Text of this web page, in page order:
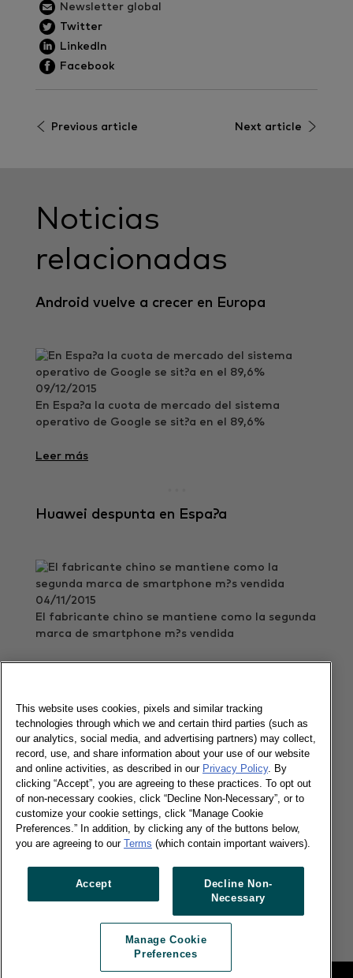
Newsletter global
Twitter
LinkedIn
Facebook
Previous article Next article
Noticias
relacionadas
Android vuelve a crecer en Europa
09/12/2015
En Espa?a la cuota de mercado del sistema
operativo de Google se sit?a en el 89,6%
Leer más
Huawei despunta en Espa?a
04/11/2015
El fabricante chino se mantiene como la segunda
marca de smartphone m?s vendida
Apple se prepara para el iPhone 6s
07/10/2015
Android sigue perdiendo cuota en Europa a pesar
de su fortaleza en Espa?a e Italia
Leer más
This website uses cookies, pixels and similar tracking
technologies through which we and certain third parties (such as
our analytics, social media, and advertising partners) may collect,
record, use, and share information about your use of our website
and online activities, as described in our Privacy Policy. By
clicking “Accept”, you are agreeing to these practices. To opt out
of non-necessary cookies, click “Decline Non-Necessary”, or to
customize your cookie settings, click “Manage Cookie
Preferences.” In addition, by clicking any of the buttons below,
you are agreeing to our Terms (which contain important waivers).
Accept
Decline Non-
Necessary
Manage Cookie
Preferences